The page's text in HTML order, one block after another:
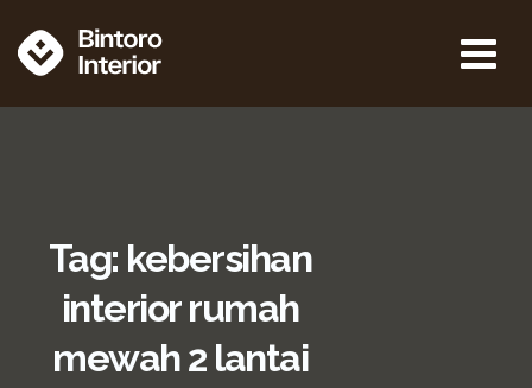
Tag: kebersihan
interior rumah
mewah 2 lantai